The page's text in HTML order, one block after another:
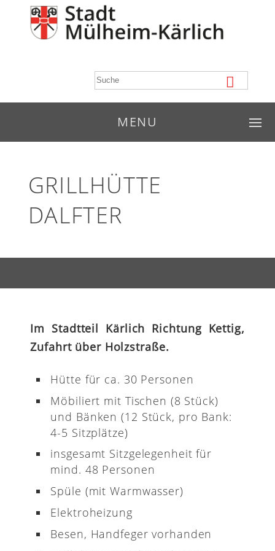
MENU
GRILLHÜTTE
DALFTER
Im Stadtteil Kärlich Richtung Kettig,
Zufahrt über Holzstraße.
Hütte für ca. 30 Personen
Möbiliert mit Tischen (8 Stück)
und Bänken (12 Stück, pro Bank:
4-5 Sitzplätze)
insgesamt Sitzgelegenheit für
mind. 48 Personen
Spüle (mit Warmwasser)
Elektroheizung
Besen, Handfeger vorhanden